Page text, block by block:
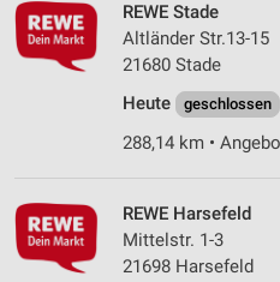
REWE Stade
Altländer Str.13-15
21680 Stade
Heute
geschlossen
288,14 km •
REWE Harsefeld
Mittelstr. 1-3
21698 Harsefeld